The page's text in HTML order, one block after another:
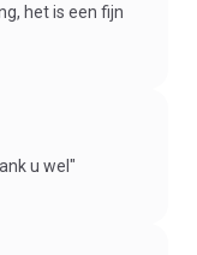
het is een fijn
u wel"